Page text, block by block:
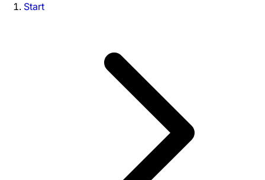
Start